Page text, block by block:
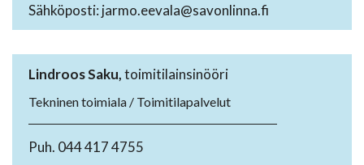
Sähköposti: jarmo.eevala@savonlinna.fi
Lindroos Saku,toimitilainsinööri
Tekninen toimiala / Toimitilapalvelut
Puh. 044 417 4755